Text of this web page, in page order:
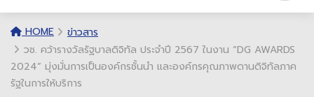
HOME
ข่าวสาร
วช. คว้ารางวัลรัฐบาลดิจิทัล ประจำปี 2567 ในงาน “DG AWARDS
2024” มุ่งมั่นการเป็นองค์กรชั้นนำ และองค์กรคุณภาพดานดิจิทัลภาค
รัฐในการให้บริการ